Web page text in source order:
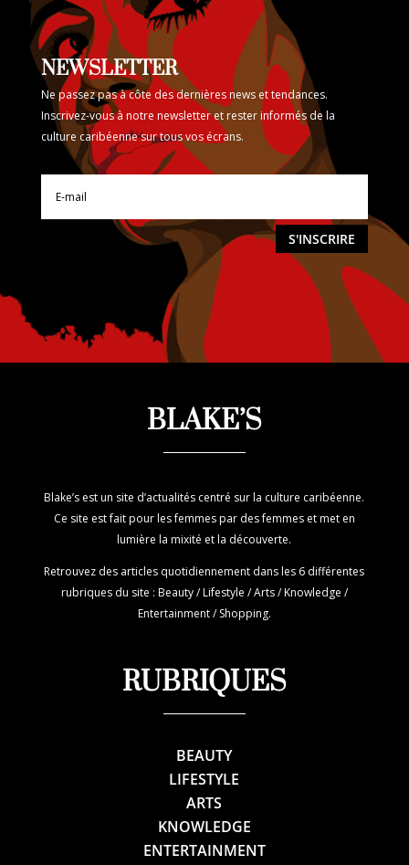
NEWSLETTER
Ne passez pas à côte des dernières news et tendances.
Inscrivez-vous à notre newsletter et rester informés de la
culture caribéenne sur tous vos écrans.
S'INSCRIRE
BLAKE’S
Blake’s est un site d’actualités centré sur la culture caribéenne.
Ce site est fait pour les femmes par des femmes et met en
lumière la mixité et la découverte.
Retrouvez des articles quotidiennement dans les 6 différentes
rubriques du site : Beauty / Lifestyle / Arts / Knowledge /
Entertainment / Shopping.
RUBRIQUES
BEAUTY
LIFESTYLE
ARTS
KNOWLEDGE
ENTERTAINMENT